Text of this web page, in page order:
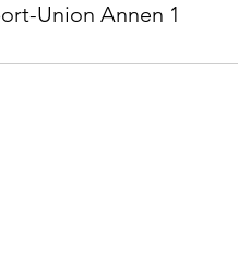
Union Annen 1